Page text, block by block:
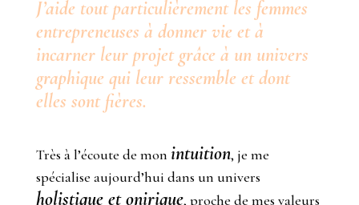
J’aide tout particulièrement les femmes
entrepreneuses à donner vie et à
incarner leur projet grâce à un univers
graphique qui leur ressemble et dont
elles sont fières.
Très à l’écoute de mon intuition, je me
spécialise aujourd’hui dans un univers
holistique et onirique, proche de mes valeurs